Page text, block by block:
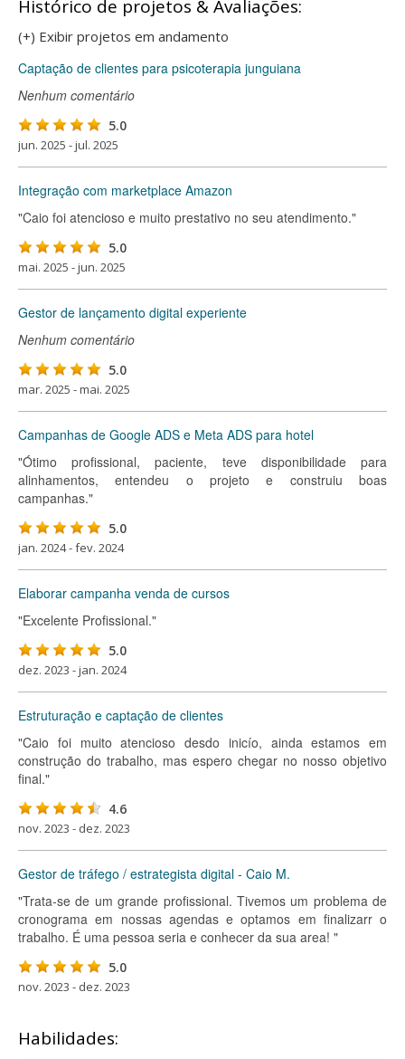
Histórico de projetos & Avaliações:
(+) Exibir projetos em andamento
Captação de clientes para psicoterapia junguiana
Nenhum comentário
5.0
jun. 2025 - jul. 2025
Integração com marketplace Amazon
"Caio foi atencioso e muito prestativo no seu atendimento."
5.0
mai. 2025 - jun. 2025
Gestor de lançamento digital experiente
Nenhum comentário
5.0
mar. 2025 - mai. 2025
Campanhas de Google ADS e Meta ADS para hotel
"Ótimo profissional, paciente, teve disponibilidade para
alinhamentos, entendeu o projeto e construiu boas
campanhas."
5.0
jan. 2024 - fev. 2024
Elaborar campanha venda de cursos
"Excelente Profissional."
5.0
dez. 2023 - jan. 2024
Estruturação e captação de clientes
"Caio foi muito atencioso desdo inicío, ainda estamos em
construção do trabalho, mas espero chegar no nosso objetivo
final."
4.6
nov. 2023 - dez. 2023
Gestor de tráfego / estrategista digital - Caio M.
"Trata-se de um grande profissional. Tivemos um problema de
cronograma em nossas agendas e optamos em finalizarr o
trabalho. É uma pessoa seria e conhecer da sua area! "
5.0
nov. 2023 - dez. 2023
Habilidades: